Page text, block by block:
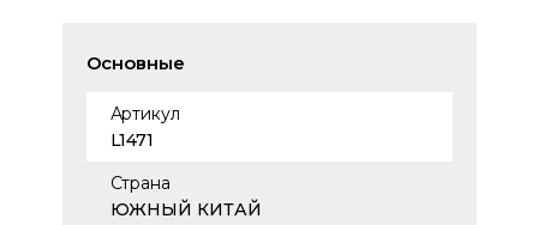
Основные
Артикул
L1471
Страна
ЮЖНЫЙ КИТАЙ